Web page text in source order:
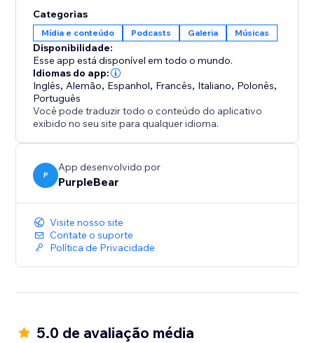
Categorias
Mídia e conteúdo Podcasts Galeria Músicas
Disponibilidade:
Esse app está disponível em todo o mundo.
Idiomas do app:
Inglês, Alemão, Espanhol, Francês, Italiano, Polonês,
Português
Você pode traduzir todo o conteúdo do aplicativo
exibido no seu site para qualquer idioma.
P
App desenvolvido por
PurpleBear
Visite nosso site
Contate o suporte
Política de Privacidade
5.0 de avaliação média